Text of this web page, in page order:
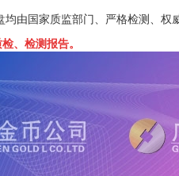
由国家质监部门、严格检测、权
、 检测报告。